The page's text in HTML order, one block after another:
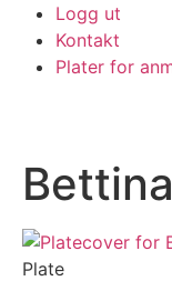
Logg ut
Kontakt
Plater for
Plate